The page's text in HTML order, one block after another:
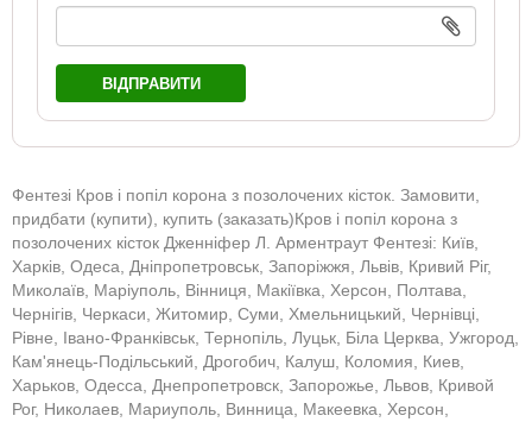
ВІДПРАВИТИ
Фентезі Кров і попіл корона з позолочених кісток. Замовити,
придбати (купити), купить (заказать)Кров і попіл корона з
позолочених кісток Дженніфер Л. Арментраут Фентезі: Київ,
Харків, Одеса, Дніпропетровськ, Запоріжжя, Львів, Кривий Ріг,
Миколаїв, Маріуполь, Вінниця, Макіївка, Херсон, Полтава,
Чернігів, Черкаси, Житомир, Суми, Хмельницький, Чернівці,
Рівне, Івано-Франківськ, Тернопіль, Луцьк, Біла Церква, Ужгород,
Кам'янець-Подільський, Дрогобич, Калуш, Коломия, Киев,
Харьков, Одесса, Днепропетровск, Запорожье, Львов, Кривой
Рог, Николаев, Мариуполь, Винница, Макеевка, Херсон,